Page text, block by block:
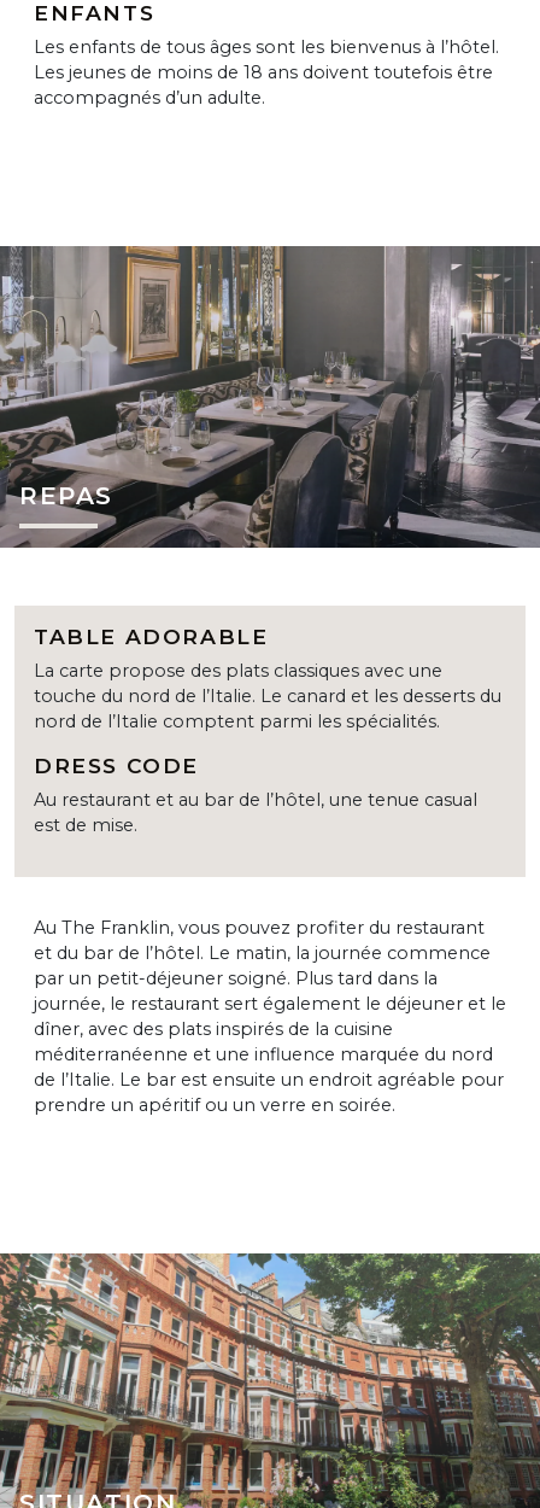
ENFANTS
Les enfants de tous âges sont les bienvenus à l’hôtel.
Les jeunes de moins de 18 ans doivent toutefois être
accompagnés d’un adulte.
REPAS
TABLE ADORABLE
La carte propose des plats classiques avec une
touche du nord de l’Italie. Le canard et les desserts du
nord de l’Italie comptent parmi les spécialités.
DRESS CODE
Au restaurant et au bar de l’hôtel, une tenue casual
est de mise.
Au The Franklin, vous pouvez profiter du restaurant
et du bar de l’hôtel. Le matin, la journée commence
par un petit-déjeuner soigné. Plus tard dans la
journée, le restaurant sert également le déjeuner et le
dîner, avec des plats inspirés de la cuisine
méditerranéenne et une influence marquée du nord
de l’Italie. Le bar est ensuite un endroit agréable pour
prendre un apéritif ou un verre en soirée.